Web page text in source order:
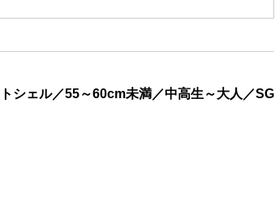
シェル／55～60cm未満／中高生～大人／SG